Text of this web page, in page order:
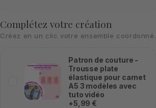
de
Kit
coudre&quot;
de
Kit
coudre&quot;
:
Lot
de
Complétez votre création
Créez en un clic votre ensemble coordonné.
Patron de couture -
Trousse plate
élastique pour carnet
A5 3 modèles avec
tuto vidéo
+5,99 €